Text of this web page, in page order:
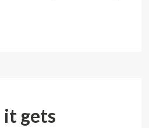
it gets